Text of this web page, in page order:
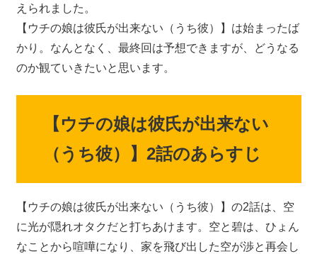
えられました。
【ウチの娘は彼氏が出来ない（うち彼）】は始まったば
かり。なんとなく、最終回は予想できますが、どうなる
のか観ていきたいと思います。
【ウチの娘は彼氏が出来ない
（うち彼）】2話のあらすじ
【ウチの娘は彼氏が出来ない（うち彼）】の2話は、空
に光が隠れオタクだと打ちあけます。空と碧は、ひょん
なことから喧嘩になり、家を飛び出した空が渉と再会し